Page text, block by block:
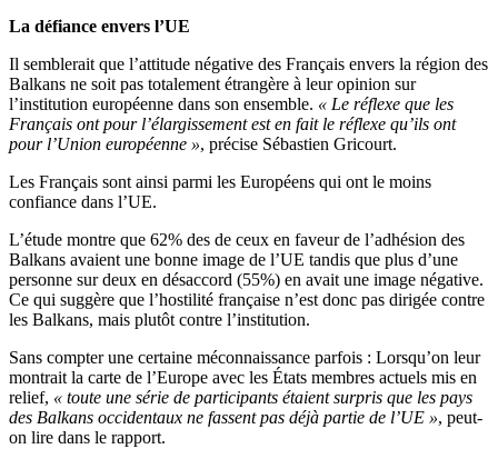
La défiance envers l’UE
Il semblerait que l’attitude négative des Français envers la région des
Balkans ne soit pas totalement étrangère à leur opinion sur
l’institution européenne dans son ensemble. « Le réflexe que les
Français ont pour l’élargissement est en fait le réflexe qu’ils ont
pour l’Union européenne », précise Sébastien Gricourt.
Les Français sont ainsi parmi les Européens qui ont le moins
confiance dans l’UE.
L’étude montre que 62% des de ceux en faveur de l’adhésion des
Balkans avaient une bonne image de l’UE tandis que plus d’une
personne sur deux en désaccord (55%) en avait une image négative.
Ce qui suggère que l’hostilité française n’est donc pas dirigée contre
les Balkans, mais plutôt contre l’institution.
Sans compter une certaine méconnaissance parfois : Lorsqu’on leur
montrait la carte de l’Europe avec les États membres actuels mis en
relief, « toute une série de participants étaient surpris que les pays
des Balkans occidentaux ne fassent pas déjà partie de l’UE », peut-
on lire dans le rapport.